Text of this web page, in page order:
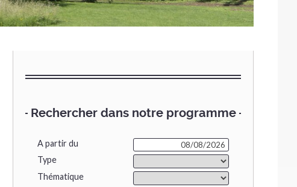
Rechercher dans notre programme
A partir du
Type
Thématique